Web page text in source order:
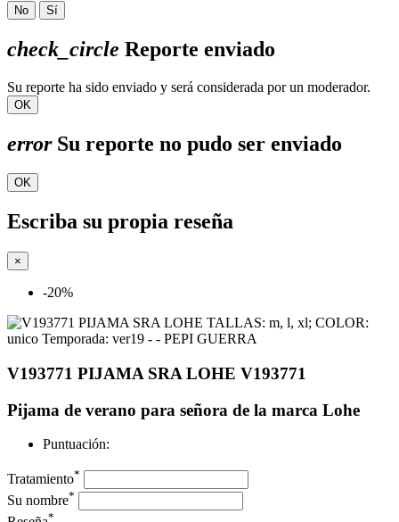
No Sí
check_circle Reporte enviado
Su reporte ha sido enviado y será considerada por un moderador.
OK
errorSu reporte no pudo ser enviado
OK
Escriba su propia reseña
×
-20%
V193771 PIJAMA SRA LOHE V193771
Pijama de verano para señora de la marca Lohe
Puntuación:
Tratamiento*
Su nombre*
*